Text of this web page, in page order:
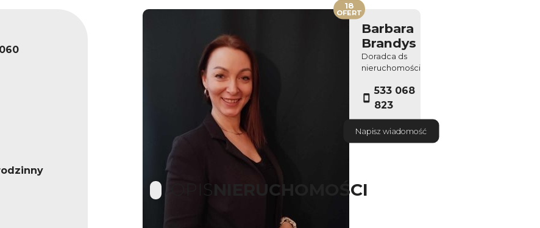
Barbara
Brandys
Doradca ds
nieruchomości
533 068
823
Napisz wiadomość
18
OFERT
OPIS NIERUCHOMOŚCI